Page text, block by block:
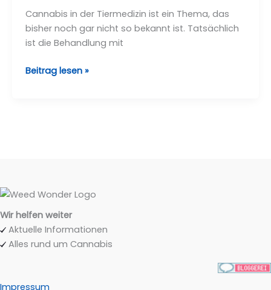
Cannabis in der Tiermedizin ist ein Thema, das
bisher noch gar nicht so bekannt ist. Tatsächlich
ist die Behandlung mit
Beitrag lesen »
Wir helfen weiter
Aktuelle Informationen
Alles rund um Cannabis
Impressum